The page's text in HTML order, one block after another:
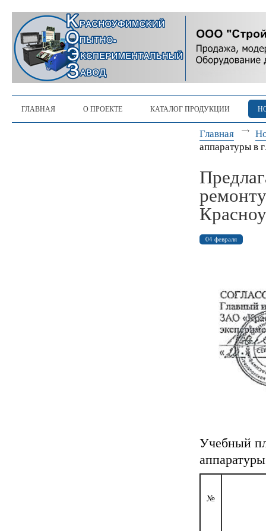
ГЛАВНАЯ О ПРОЕКТЕ КАТАЛОГ ПРОДУКЦИИ
Главная
аппаратуры в
04 февраля
Учебный
аппаратуры
№